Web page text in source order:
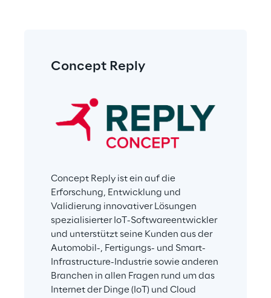
Concept Reply
Concept Reply ist ein auf die
Erforschung, Entwicklung und
Validierung innovativer Lösungen
spezialisierter IoT-Softwareentwickler
und unterstützt seine Kunden aus der
Automobil-, Fertigungs- und Smart-
Infrastructure-Industrie sowie anderen
Branchen in allen Fragen rund um das
Internet der Dinge (IoT) und Cloud